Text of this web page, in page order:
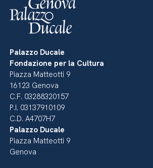
Palazzo Ducale
Fondazione per la Cultura
Piazza Matteotti 9
16123 Genova
C.F. 03288320157
P.I. 03137910109
C.D. A4707H7
Palazzo Ducale
Piazza Matteotti 9
Genova